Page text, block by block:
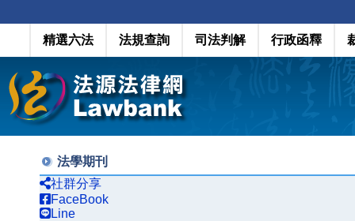
精選六法 法規查詢 司法判解 行政函釋
法學期刊
社群分享
FaceBook
Line